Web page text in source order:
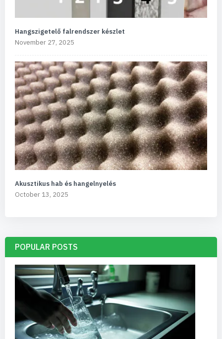
Hangszigetelő falrendszer készlet
November 27, 2025
Akusztikus hab és hangelnyelés
October 13, 2025
POPULAR POSTS